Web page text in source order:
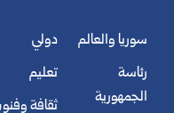
سوريا والعالم
رئاسة
الجمهورية
دولي
تعليم
ثقافة